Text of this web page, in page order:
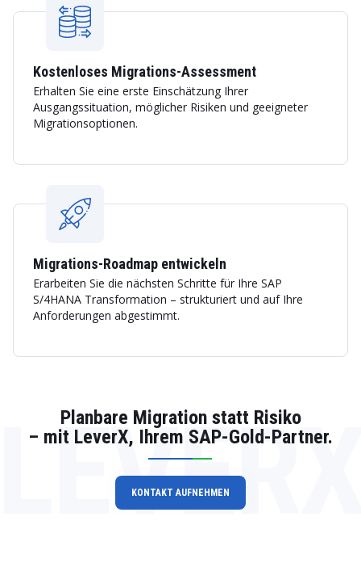
Kostenloses Migrations-Assessment
Erhalten Sie eine erste Einschätzung Ihrer
Ausgangssituation, möglicher Risiken und geeigneter
Migrationsoptionen.
Migrations-Roadmap entwickeln
Erarbeiten Sie die nächsten Schritte für Ihre SAP
S/4HANA Transformation – strukturiert und auf Ihre
Anforderungen abgestimmt.
Planbare Migration statt Risiko
– mit LeverX, Ihrem SAP-Gold-Partner.
KONTAKT AUFNEHMEN